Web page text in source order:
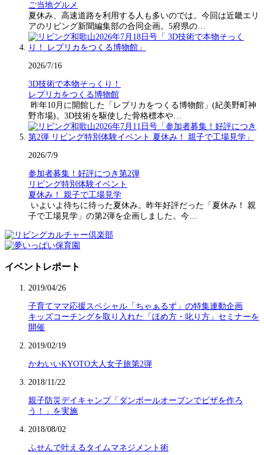
ご当地グルメ
夏休み、高速道路を利用する人も多いのでは。今回は近畿エリ
アのリビング新聞編集部の合同企画。5府県の…
2026/7/16
3D技術で本物そっくり！
レプリカをつくる博物館
昨年10月に開館した「レプリカをつくる博物館」(紀美野町神
野市場)。3D技術を駆使した骨格標本や…
2026/7/9
参加者募集！好評につき第2弾
リビング特別体験イベント
夏休み！ 親子で工場見学
いよいよ待ちに待った夏休み。昨年好評だった「夏休み！ 親
子で工場見学」の第2弾を企画しました。今…
イベントレポート
2019/04/26
子育てママ応援スペシャル「ちゃぁるず」の特集連動企画
キッズコーチングを取り入れた「ほめ方・叱り方」セミナーを
開催
2019/02/19
かわいいKYOTO大人女子旅第2弾
2018/11/22
親子防災デイキャンプ「ダンボールオーブンでピザを作ろ
う！」を実施
2018/08/02
ふせんで叶えるタイムマネジメント術